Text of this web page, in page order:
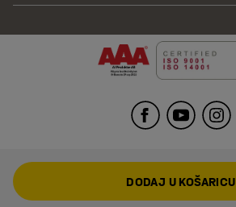
DODAJ U KOŠARICU